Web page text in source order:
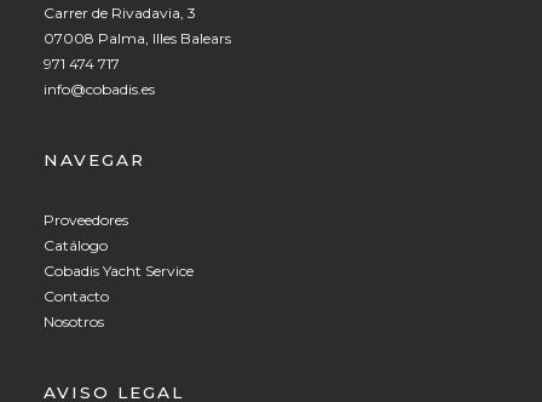
Carrer de Rivadavia, 3
07008 Palma, Illes Balears
971 474 717
info@cobadis.es
NAVEGAR
Proveedores
Catálogo
Cobadis Yacht Service
Contacto
Nosotros
AVISO LEGAL